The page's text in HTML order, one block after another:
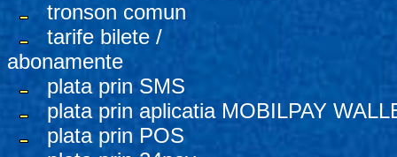
tronson comun
tarife bilete /
abonamente
plata prin SMS
plata prin aplicatia MOBILPAY
plata prin POS